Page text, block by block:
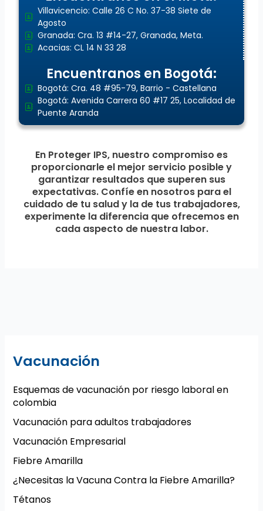
Vacunación
Esquemas de vacunación por riesgo laboral en
colombia
Vacunación para adultos trabajadores
Vacunación Empresarial
Fiebre Amarilla
¿Necesitas la Vacuna Contra la Fiebre Amarilla?
Tétanos
Villavicencio: Calle 26 C No. 37-38 Siete de
Agosto
Granada: Cra. 13 #14-27, Granada, Meta.
Acacias: CL 14 N 33 28
Encuentranos en Bogotá:
Bogotá: Cra. 48 #95-79, Barrio - Castellana
Bogotá: Avenida Carrera 60 #17 25, Localidad de
Puente Aranda
En Proteger IPS, nuestro compromiso es
proporcionarle el mejor servicio posible y
garantizar resultados que superen sus
expectativas. Confíe en nosotros para el
cuidado de tu salud y la de tus trabajadores,
experimente la diferencia que ofrecemos en
cada aspecto de nuestra labor.